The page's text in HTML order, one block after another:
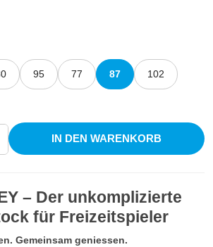
95 77 87 102
IN DEN WARENKORB
– Der unkomplizierte
für Freizeitspieler
Gemeinsam geniessen.